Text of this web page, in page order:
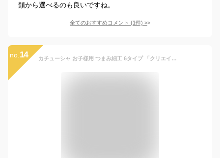
類から選べるのも良いですね。
全てのおすすめコメント (1件) >
no. 14 カチューシャ お子様用 つまみ細工 6タイプ 「クリエイターはる」作品 髪飾り ちりめん ヘアバンド 七五三着物 結婚式 七五三 パーティー 浴衣 ゆかた 和柄 髪かざり 袴 キッズ 女の子 女児 和装 レトロモダン 着物 日本製 赤 白 青 黄 【当店オリジナル】